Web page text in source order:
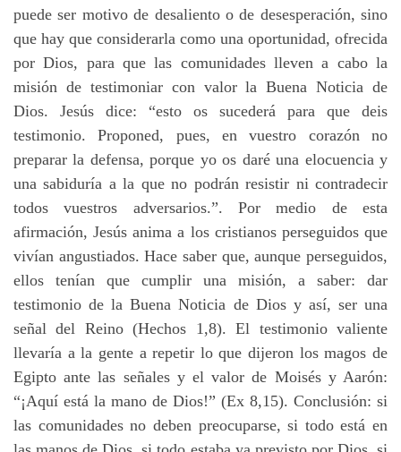
puede ser motivo de desaliento o de desesperación, sino
que hay que considerarla como una oportunidad, ofrecida
por Dios, para que las comunidades lleven a cabo la
misión de testimoniar con valor la Buena Noticia de
Dios. Jesús dice: “esto os sucederá para que deis
testimonio. Proponed, pues, en vuestro corazón no
preparar la defensa, porque yo os daré una elocuencia y
una sabiduría a la que no podrán resistir ni contradecir
todos vuestros adversarios.”. Por medio de esta
afirmación, Jesús anima a los cristianos perseguidos que
vivían angustiados. Hace saber que, aunque perseguidos,
ellos tenían que cumplir una misión, a saber: dar
testimonio de la Buena Noticia de Dios y así, ser una
señal del Reino (Hechos 1,8). El testimonio valiente
llevaría a la gente a repetir lo que dijeron los magos de
Egipto ante las señales y el valor de Moisés y Aarón:
“¡Aquí está la mano de Dios!” (Ex 8,15). Conclusión: si
las comunidades no deben preocuparse, si todo está en